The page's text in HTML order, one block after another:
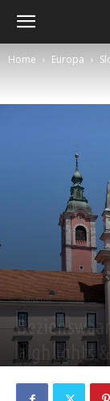
Home Europa
Slovenië
highlights